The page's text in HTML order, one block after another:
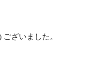
ざいました。